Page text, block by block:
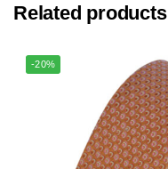
Related products
-20%